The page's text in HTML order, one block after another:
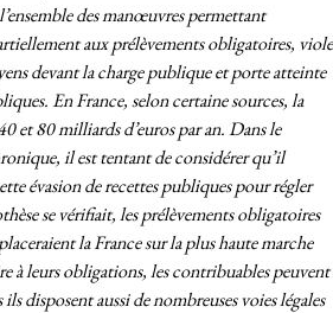
des manœuvres permettant
aux prélèvements obligatoires, viole
devant la charge publique et porte atteinte
En France, selon certaine sources, la
et 80 milliards d’euros par an. Dans le
il est tentant de considérer qu’il
évasion de recettes publiques pour régler
se vérifiait, les prélèvements obligatoires
la France sur la plus haute marche
à leurs obligations, les contribuables peuvent
disposent aussi de nombreuses voies légales